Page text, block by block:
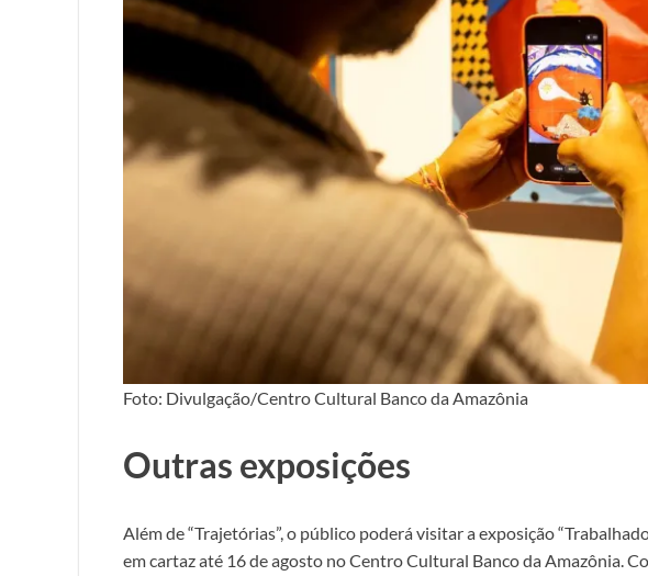
Foto: Divulgação/Centro Cultural Banco da Amazônia
Outras exposições
Além de “Trajetórias”, o público poderá visitar a exposição
em cartaz até 16 de agosto no Centro Cultural Banco da Amazônia.